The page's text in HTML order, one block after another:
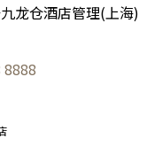
龙仓酒店管理(上海)
8888